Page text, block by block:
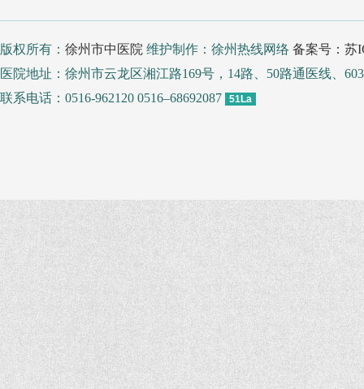
版权所有： 徐州市中医院 维护制作：徐州热线网络 备案号：苏
医院地址：徐州市云龙区湘江路169号，14路、50路通医线、
联系电话：0516-962120 0516–68692087
51La